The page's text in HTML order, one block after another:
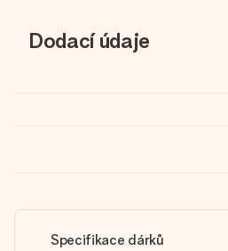
Dodací údaje
Specifikace dárků